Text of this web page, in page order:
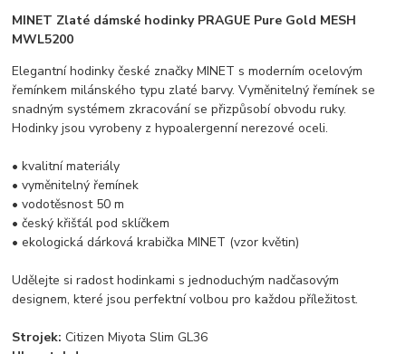
MINET Zlaté dámské hodinky PRAGUE Pure Gold MESH
MWL5200
Elegantní hodinky české značky MINET s moderním ocelovým
řemínkem milánského typu zlaté barvy. Vyměnitelný řemínek se
snadným systémem zkracování se přizpůsobí obvodu ruky.
Hodinky jsou vyrobeny z hypoalergenní nerezové oceli.
• kvalitní materiály
• vyměnitelný řemínek
• vodotěsnost 50 m
• český křišťál pod sklíčkem
• ekologická dárková krabička MINET (vzor květin)
Udělejte si radost hodinkami s jednoduchým nadčasovým
designem, které jsou perfektní volbou pro každou příležitost.
Strojek: Citizen Miyota Slim GL36